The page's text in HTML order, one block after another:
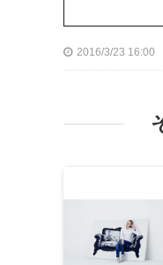
2016/3/23 16:00